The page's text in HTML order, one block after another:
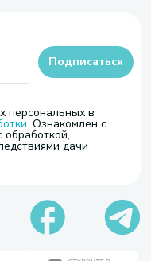
персональных в
. Ознакомлен с
обработкой,
дачи
Подписаться